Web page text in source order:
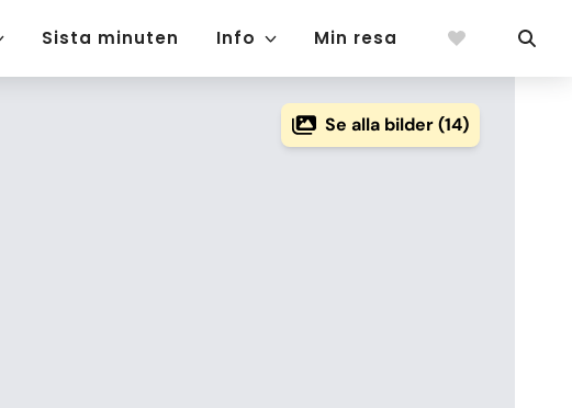
Sista minuten Info Min resa
Se alla bilder (14)